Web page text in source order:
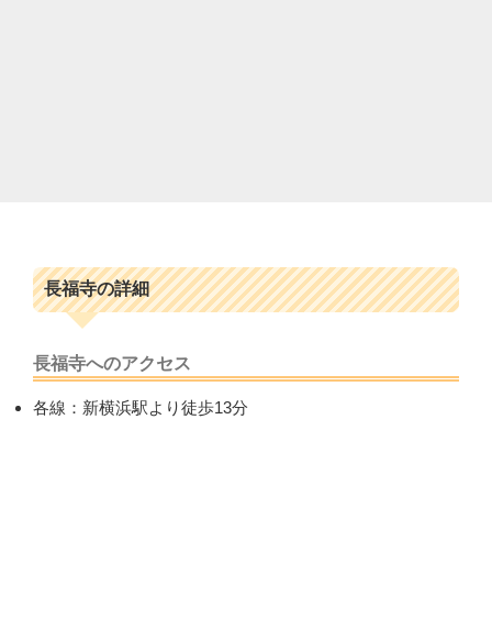
長福寺の詳細
長福寺へのアクセス
各線：新横浜駅より徒歩13分